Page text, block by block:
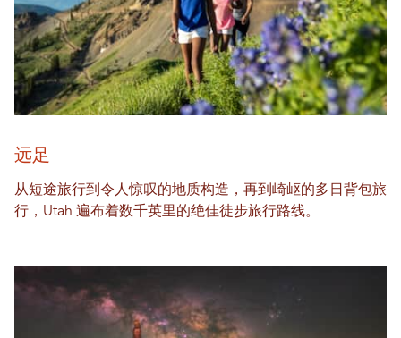
远足
从短途旅行到令人惊叹的地质构造，再到崎岖的多日背包旅
行，Utah 遍布着数千英里的绝佳徒步旅行路线。